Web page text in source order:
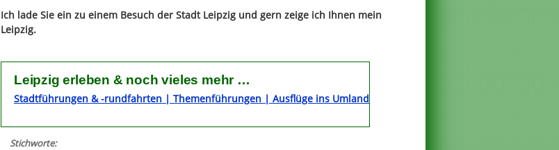
Ich lade Sie ein zu einem Besuch der Stadt Leipzig und gern zeige ich Ihnen mein
Leipzig.
Leipzig erleben & noch vieles mehr …
Stadtführungen & -rundfahrten | Themenführungen | Ausflüge ins Umland
Stichworte: